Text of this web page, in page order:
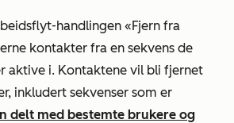
handlingen «Fjern fra
kontakter fra en sekvens de
aktive i. Kontaktene vil bli fjernet
inkludert sekvenser som er
delt med bestemte brukere og